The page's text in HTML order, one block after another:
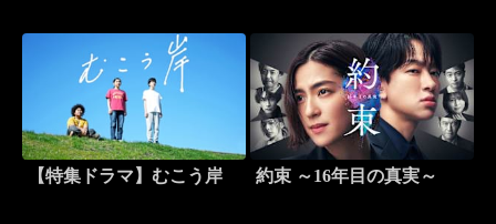
【特集ドラマ】むこう岸 約束 ～16年目の真実～